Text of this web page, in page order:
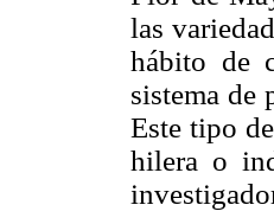
las
hábito de
sistema de
Este tipo
hilera o